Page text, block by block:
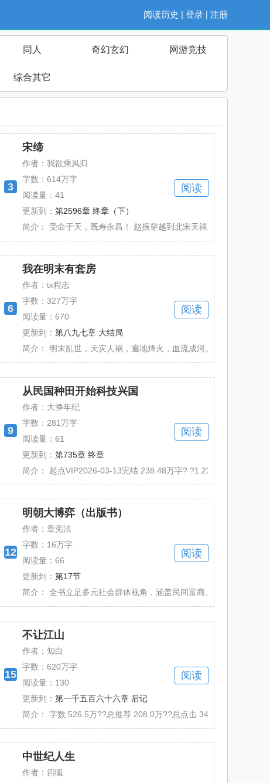
阅读历史 | 登录 | 注册
同人 奇幻玄幻 网游竞技
综合其它
有，有的话着墨也不多】 顾氏一族，九族都......
3
宋缔
作者：我欲乘风归
字数：614万字
阅读量：41
更新到：第2596章 终章（下）
简介：
受命于天，既寿永昌！ 赵振穿越到北宋天禧二年，成为了太
阅读
是一个凶残，从东洋到西洋，来一起尝尝大明凶猛......
6
我在明末有套房
作者：tx程志
字数：327万字
阅读量：670
更新到：第八九七章 大结局
简介：
明末乱世，天灾人祸，遍地烽火，血流成河。 这是一个尸山
阅读
年，成了一名陆军下士。 刚一睁眼，上司就告......
9
从民国种田开始科技兴国
作者：大挣年纪
字数： 281万字
阅读量：61
更新到：第735章 终章
简介：
起点VIP2026-03-13完结 238.48万字? ?1.23万总推荐 作品
阅读
，通过其在权力斗争中的智谋与气节重构历史脉络......
12
明朝大博弈（出版书）
作者：章宪法
字数： 16万字
阅读量：66
更新到：第17节
简介：
全书立足多元社会群体视角，涵盖民间富商、航海先驱、文
阅读
是一个本应该带领华夏开始冲向巅峰的时......
15
不让江山
作者：知白
字数：620万字
阅读量：130
更新到：第一千五百六十六章 后记
简介：
字数 526.5万??总推荐 208.0万??总点击 3402.0万 文案：
阅读
中世纪人生
作者：四呱